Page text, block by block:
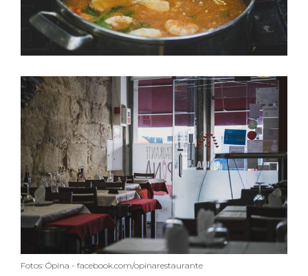
Fotos: Ópina - facebook.com/opinarestaurante